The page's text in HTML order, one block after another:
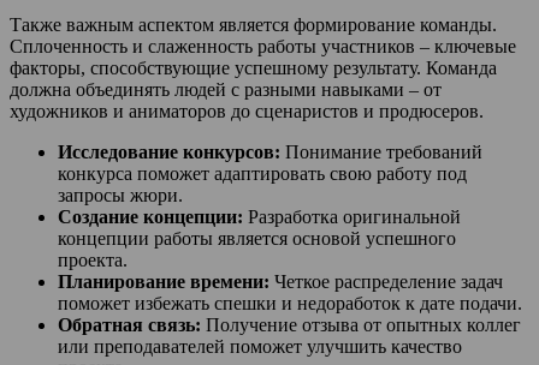
Также важным аспектом является формирование команды.
Сплоченность и слаженность работы участников – ключевые
факторы, способствующие успешному результату. Команда
должна объединять людей с разными навыками – от
художников и аниматоров до сценаристов и продюсеров.
Исследование конкурсов: Понимание требований
конкурса поможет адаптировать свою работу под
запросы жюри.
Создание концепции: Разработка оригинальной
концепции работы является основой успешного
проекта.
Планирование времени: Четкое распределение задач
поможет избежать спешки и недоработок к дате подачи.
Обратная связь: Получение отзыва от опытных коллег
или преподавателей поможет улучшить качество